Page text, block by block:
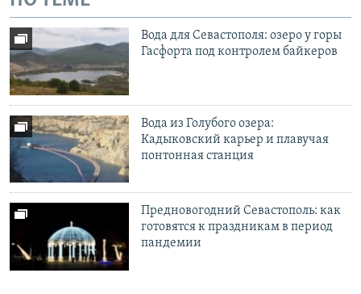
Вода для Севастополя: озеро у горы
Гасфорта под контролем байкеров
Вода из Голубого озера:
Кадыковский карьер и плавучая
понтонная станция
Предновогодний Севастополь: как
готовятся к праздникам в период
пандемии